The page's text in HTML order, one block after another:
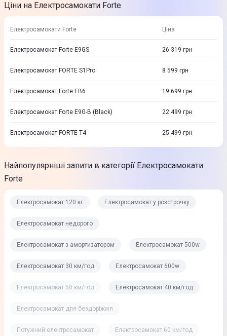
Ціни на Електросамокати Forte
Електросамокати Forte Ціна
Електросамокат Forte E9GS 26 319 грн
Eлектросамокат FORTE S1Pro 8 599 грн
Електросамокат Forte EB6 19 699 грн
Електросамокат Forte E9G-B (Black) 22 499 грн
Eлектросамокат FORTE T4 25 499 грн
Найпопулярніші запити в категорії Електросамокати
Forte
Електросамокат 120 кг Електросамокат у розстрочку
Електросамокат недорого
Електросамокат з амортизатором Електросамокат 500w
Електросамокат 30 км/год Електросамокат 600w
Електросамокат 50 км/год Електросамокат 40 км/год
Електросамокат для бездоріжжя
Потужний електросамокат Електросамокат 60 км/год